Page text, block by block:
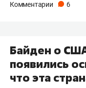
Комментарии 6
Байден о
появились
что эта